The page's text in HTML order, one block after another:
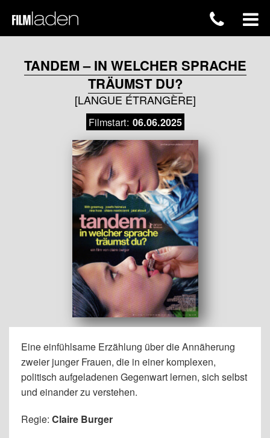
TANDEM – IN WELCHER SPRACHE
TRÄUMST DU?
[LANGUE ÉTRANGÈRE]
Filmstart: 06.06.2025
Eine einfühlsame Erzählung über die Annäherung
zweier junger Frauen, die in einer komplexen,
politisch aufgeladenen Gegenwart lernen, sich selbst
und einander zu verstehen.
Regie: Claire Burger